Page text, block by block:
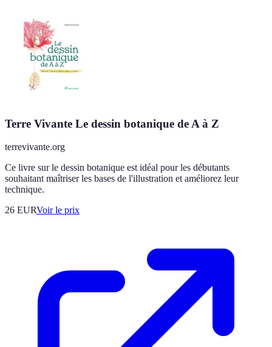
Terre Vivante Le dessin botanique de A à Z
terrevivante.org
Ce livre sur le dessin botanique est idéal pour les débutants
souhaitant maîtriser les bases de l'illustration et améliorez leur
technique.
26 EURVoir le prix